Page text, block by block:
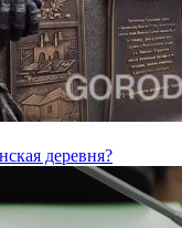
деревня?